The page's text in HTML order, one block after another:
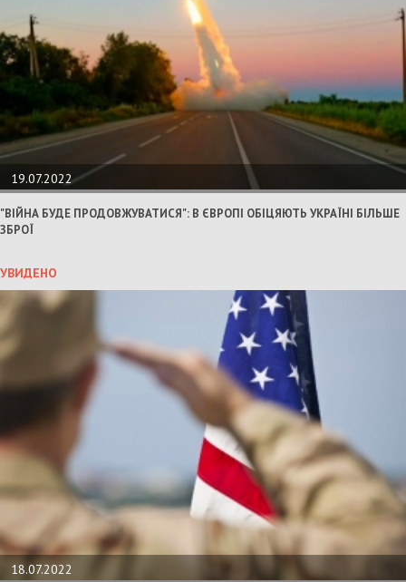
19.07.2022
"ВІЙНА БУДЕ ПРОДОВЖУВАТИСЯ": В ЄВРОПІ ОБІЦЯЮТЬ УКРАЇНІ БІЛЬШЕ
ЗБРОЇ
УВИДЕНО
18.07.2022